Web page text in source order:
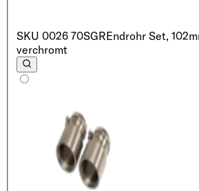
SKU 0026 70SGREndrohr Set,
verchromt